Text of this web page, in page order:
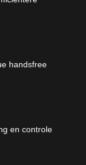
handsfree
en controle